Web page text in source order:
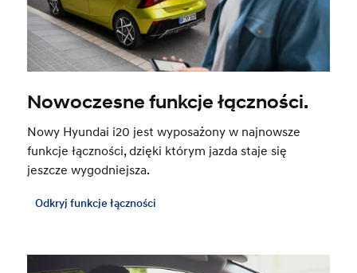
Nowoczesne funkcje łączności.
Nowy Hyundai i20 jest wyposażony w najnowsze
funkcje łączności, dzięki którym jazda staje się
jeszcze wygodniejsza.
Odkryj funkcje łączności